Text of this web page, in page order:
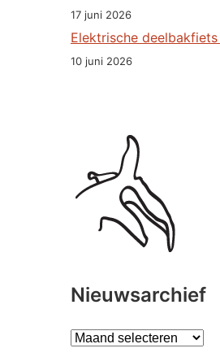
17 juni 2026
Elektrische deelbakfiets
10 juni 2026
Nieuwsarchief
A